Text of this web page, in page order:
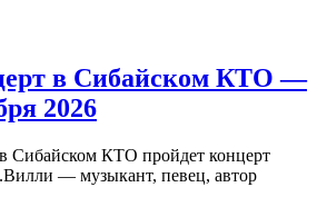
в Сибайском КТО —
2026
в Сибайском КТО пройдет концерт
— музыкант, певец, автор